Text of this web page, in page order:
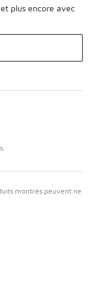
plus encore avec
montrés peuvent ne